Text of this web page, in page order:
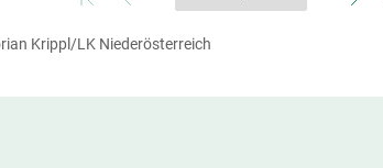
Krippl/LK Niederösterreich